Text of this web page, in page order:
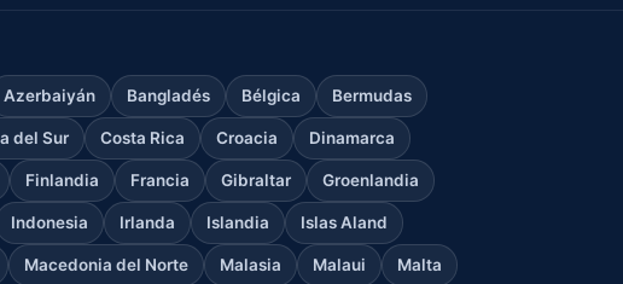
Azerbaiyán Bangladés Bélgica Bermudas
del Sur Costa Rica Croacia Dinamarca
Finlandia Francia Gibraltar Groenlandia
Indonesia Irlanda Islandia Islas Aland
Macedonia del Norte Malasia Malaui Malta